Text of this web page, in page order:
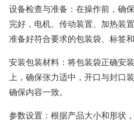
设备检查与准备：在操作前，确
完好，电机、传动装置、加热装
准备好符合要求的包装袋、标签和
安装包装材料：将包装袋正确安
上，确保张力适中，开口与封口
确保内容一致。
参数设置：根据产品大小和形状